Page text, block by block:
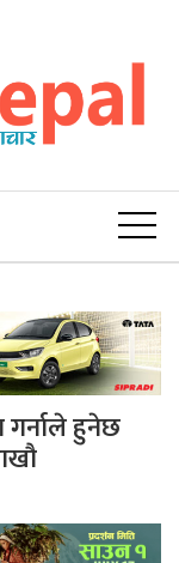
हुनेछ